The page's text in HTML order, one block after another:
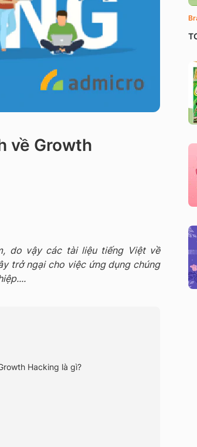
về Growth
do vậy các tài liệu tiếng Việt về
trở ngại cho việc ứng dụng chúng
Hacking là gì?